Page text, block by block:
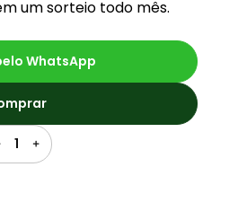
um sorteio todo mês.
1
WhatsApp